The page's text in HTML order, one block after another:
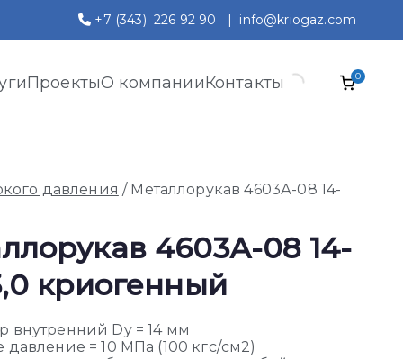
+7 (343) 226 92 90 | info@kriogaz.com
ПроектыО компанииКонтакты 0
давления / Металлорукав 4603А-08 14-
4603А-08 14-
криогенный
внутренний Dy = 14 мм
давление = 10 МПа (100 кгс/см2)